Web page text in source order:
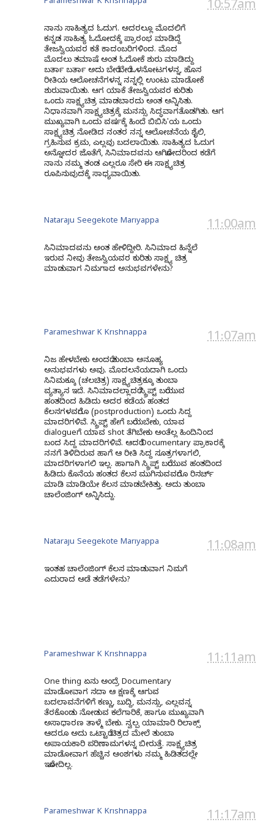
10:57am
ನಾನು ಸಾಹಿತ್ಯದ ಓದುಗ. ಅದರಲ್ಲೂ ಮೊದಲಿಗೆ
ಕನ್ನಡ ಸಾಹಿತ್ಯ ಓದೋದಕ್ಕೆ ಪ್ರಾರಂಭ ಮಾಡಿದ್ದೆ
ತೇಜಸ್ವಿಯವರ ಕತೆ ಕಾದಂಬರಿಗಳಿಂದ. ಮೊದ
ಮೊದಲು ತಮಾಷೆ ಅಂತ ಓದೋಕೆ ಶುರು ಮಾಡಿದ್ದು
ಬರ್ತಾ ಬರ್ತಾ ಅದು ಬೇರೆ ಬೇರೆ ಒಳನೋಟಗಳನ್ನ, ಹೊಸ
ರೀತಿಯ ಆಲೋಚನೆಗಳನ್ನ ನನ್ನಲ್ಲಿ ಉಂಟು ಮಾಡೋಕೆ
ಶುರುವಾಯಿತು. ಆಗ ಯಾಕೆ ತೇಜಸ್ವಿಯವರ ಕುರಿತು
ಒಂದು ಸಾಕ್ಷ್ಯಚಿತ್ರ ಮಾಡಬಾರದು ಅಂತ ಅನ್ನಿಸಿತು.
ನಿಧಾನವಾಗಿ ಸಾಕ್ಷ್ಯಚಿತ್ರಕ್ಕೆ ಮನಸ್ಸು ಸಿದ್ಧವಾಗತೊಡಗಿತು. ಆಗ
ಮುಖ್ಯವಾಗಿ ಒಂದು ವರ್ಷಕ್ಕೆ ಹಿಂದೆ ಬಿಬಿಸಿ'ಯ ಒಂದು
ಸಾಕ್ಷ್ಯಚಿತ್ರ ನೋಡಿದ ನಂತರ ನನ್ನ ಆಲೋಚನೆಯ ಶೈಲಿ,
ಗ್ರಹಿಸುವ ಕ್ರಮ, ಎಲ್ಲವು ಬದಲಾಯಿತು. ಸಾಹಿತ್ಯದ ಓದುಗ
ಅನ್ನೋದರ ಜೊತೆಗೆ, ಸಿನಿಮಾದವನು ಆಗಿರೋದರಿಂದ ಕಡೆಗೆ
ನಾನು ನಮ್ಮ ತಂಡ ಎಲ್ಲರೂ ಸೇರಿ ಈ ಸಾಕ್ಷ್ಯಚಿತ್ರ
ರೂಪಿಸುವುದಕ್ಕೆ ಸಾಧ್ಯವಾಯಿತು.
11:00am
Nataraju Seegekote Mariyappa
ಸಿನಿಮಾದವನು ಅಂತ ಹೇಳಿದ್ದೀರಿ. ಸಿನಿಮಾದ ಹಿನ್ನೆಲೆ
ಇರುವ ನೀವು ತೇಜಸ್ವಿಯವರ ಕುರಿತು ಸಾಕ್ಷ್ಯ ಚಿತ್ರ
ಮಾಡುವಾಗ ನಿಮಗಾದ ಅನುಭವಗಳೇನು?
11:07am
Parameshwar K Krishnappa
ನಿಜ ಹೇಳಬೇಕು ಅಂದರೆ ತುಂಬಾ ಅನೂಹ್ಯ
ಅನುಭವಗಳು ಅವು. ಮೊದಲನೆಯದಾಗಿ ಒಂದು
ಸಿನಿಮಕ್ಕೂ (ಚಲಚಿತ್ರ) ಸಾಕ್ಷ್ಯಚಿತ್ರಕ್ಕೂ ತುಂಬಾ
ವ್ಯತ್ಯಾಸ ಇದೆ. ಸಿನಿಮಾದಲ್ಲಾದರೆ ಸ್ಕ್ರಿಪ್ಟ್ ಬರೆಯುವ
ಹಂತದಿಂದ ಹಿಡಿದು ಅದರ ಕಡೆಯ ಹಂತದ
ಕೆಲಸಗಳವರೆಗೂ (postproduction) ಒಂದು ಸಿದ್ದ
ಮಾದರಿಗಳಿವೆ. ಸ್ಕ್ರಿಪ್ಟ್ ಹೇಗೆ ಬರೆಯಬೇಕು, ಯಾವ
dialogueಗೆ ಯಾವ shot ತೆಗಿಬೇಕು ಅಂತೆಲ್ಲ ಹಿಂದಿನಿಂದ
ಬಂದ ಸಿದ್ದ ಮಾದರಿಗಳಿವೆ. ಆದರೆ Documentary ಪ್ರಾಕಾರಕ್ಕೆ
ನನಗೆ ತಿಳಿದಿರುವ ಹಾಗೆ ಆ ರೀತಿ ಸಿದ್ದ ಸೂತ್ರಗಳಾಗಲಿ,
ಮಾದರಿಗಳಾಗಲಿ ಇಲ್ಲ. ಹಾಗಾಗಿ ಸ್ಕ್ರಿಪ್ಟ್ ಬರೆಯುವ ಹಂತದಿಂದ
ಹಿಡಿದು ಕೊನೆಯ ಹಂತದ ಕೆಲಸ ಮುಗಿಸುವವರೆಗೂ ರಿಸರ್ಚ್
ಮಾಡಿ ಮಾಡಿಯೇ ಕೆಲಸ ಮಾಡಬೇಕಿತ್ತು. ಅದು ತುಂಬಾ
ಚಾಲೆಂಜಿಂಗ್ ಅನ್ನಿಸಿದ್ದು.
11:08am
Nataraju Seegekote Mariyappa
ಇಂತಹ ಚಾಲೆಂಜಿಂಗ್ ಕೆಲಸ ಮಾಡುವಾಗ ನಿಮಗೆ
ಎದುರಾದ ಅಡೆ ತಡೆಗಳೇನು?
11:11am
Parameshwar K Krishnappa
One thing ಏನು ಅಂದ್ರೆ Documentary
ಮಾಡೋವಾಗ ಸದಾ ಆ ಕ್ಷಣಕ್ಕೆ ಆಗುವ
ಬದಲಾವನೆಗಳಿಗೆ ಕಣ್ಣು, ಬುದ್ದಿ, ಮನಸ್ಸು, ಎಲ್ಲವನ್ನ
ತೆರಕೊಂಡು ನೋಡುವ ಕಲೆಗಾರಿಕೆ, ಹಾಗೂ ಮುಖ್ಯವಾಗಿ
ಅಸಾಧಾರಣ ತಾಳ್ಮೆ ಬೇಕು. ಸ್ವಲ್ಪ ಯಾಮಾರಿ ರಿಲಾಕ್ಸ್
ಆದರೂ ಅದು ಒಟ್ಟಾರೆ ಚಿತ್ರದ ಮೇಲೆ ತುಂಬಾ
ಅಪಾಯಕಾರಿ ಪರಿಣಾಮಗಳನ್ನ ಬೀರುತ್ತೆ. ಸಾಕ್ಷ್ಯಚಿತ್ರ
ಮಾಡೋವಾಗ ಹೆಚ್ಚಿನ ಅಂಶಗಳು ನಮ್ಮ ಹಿಡಿತದಲ್ಲೇ
ಇರೋದಿಲ್ಲ.
11:17am
Parameshwar K Krishnappa